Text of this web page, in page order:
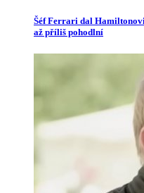
Šéf Ferrari dal
až příliš pohodlní